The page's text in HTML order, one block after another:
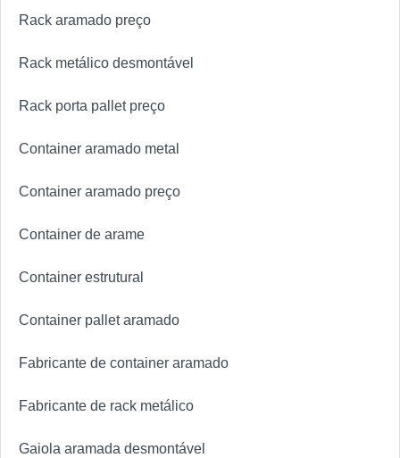
Rack aramado preço
Rack metálico desmontável
Rack porta pallet preço
Container aramado metal
Container aramado preço
Container de arame
Container estrutural
Container pallet aramado
Fabricante de container aramado
Fabricante de rack metálico
Gaiola aramada desmontável